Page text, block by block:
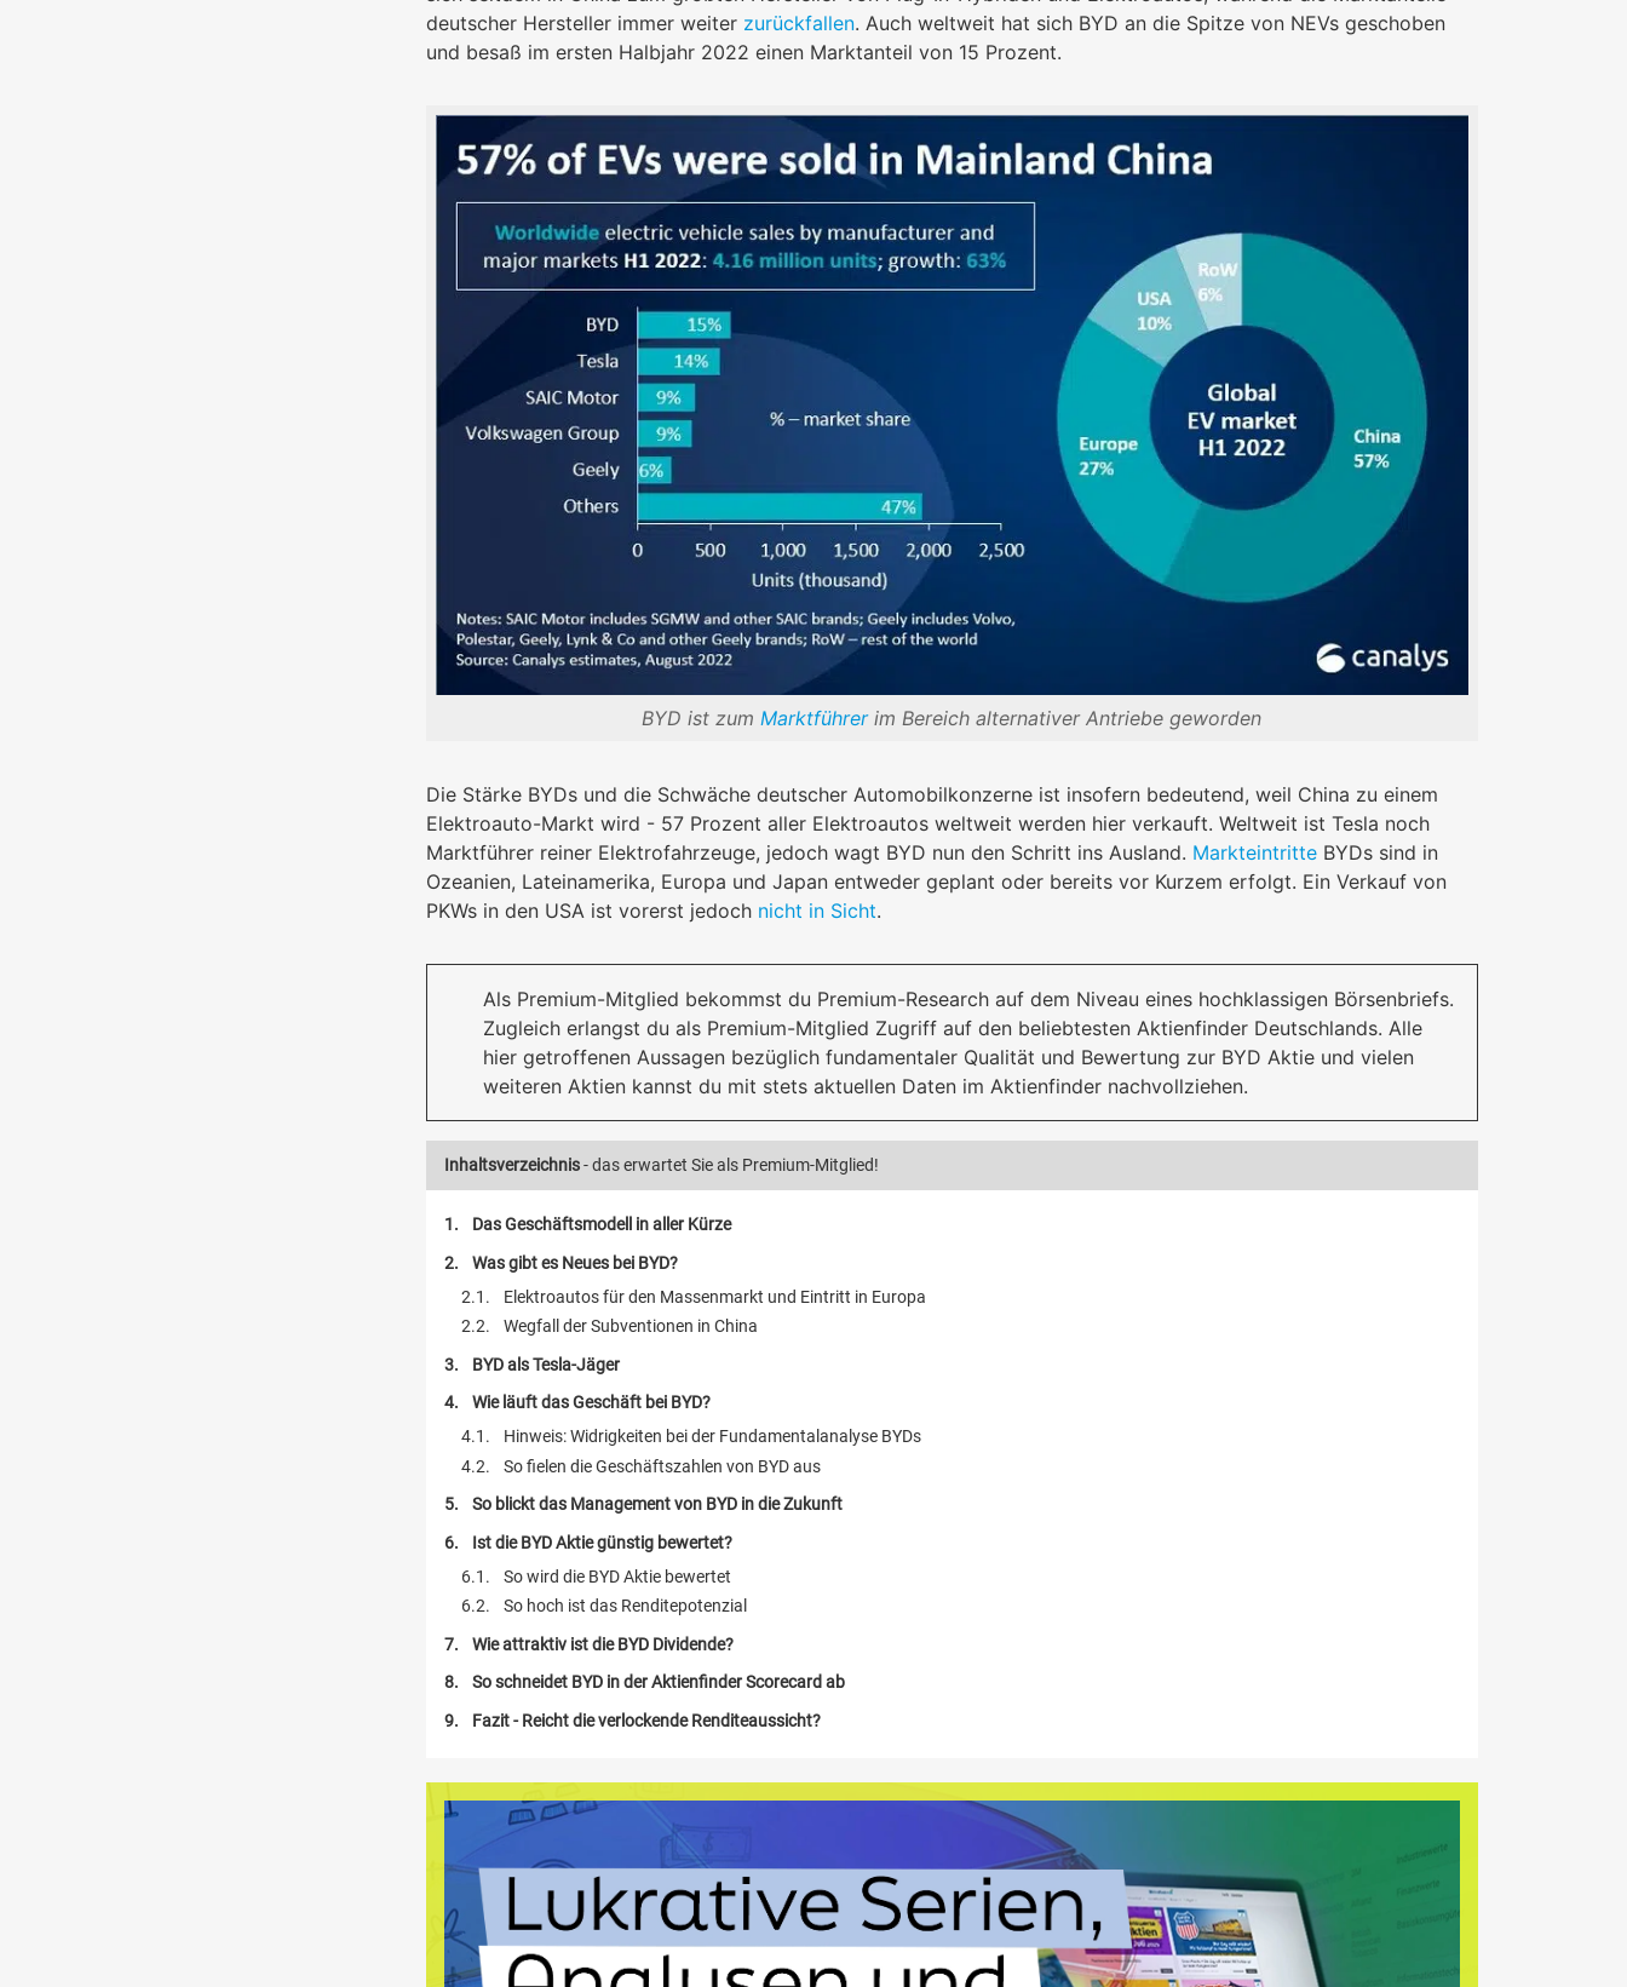
deutscher Hersteller immer weiter zurückfallen. Auch weltweit hat sich BYD an die Spitze von NEVs geschoben
und besaß im ersten Halbjahr 2022 einen Marktanteil von 15 Prozent.
BYD ist zumMarktführerim Bereich alternativer Antriebe geworden
Die Stärke BYDs und die Schwäche deutscher Automobilkonzerne ist insofern bedeutend, weil China zu einem
Elektroauto-Markt wird - 57 Prozent aller Elektroautos weltweit werden hier verkauft. Weltweit ist Tesla noch
Marktführer reiner Elektrofahrzeuge, jedoch wagt BYD nun den Schritt ins Ausland. MarkteintritteBYDs sind in
Ozeanien, Lateinamerika, Europa und Japan entweder geplant oder bereits vor Kurzem erfolgt. Ein Verkauf von
PKWs in den USA ist vorerst jedoch nicht in Sicht.
Als Premium-Mitglied bekommst du Premium-Research auf dem Niveau eines hochklassigen Börsenbriefs.
Zugleich erlangst du als Premium-Mitglied Zugriff auf den beliebtesten Aktienfinder Deutschlands. Alle
hier getroffenen Aussagen bezüglich fundamentaler Qualität und Bewertung zur BYD Aktie und vielen
weiteren Aktien kannst du mit stets aktuellen Daten im Aktienfinder nachvollziehen.
Inhaltsverzeichnis- das erwartet Sie als Premium-Mitglied!
Das Geschäftsmodell in aller Kürze
Was gibt es Neues bei BYD?
Elektroautos für den Massenmarkt und Eintritt in Europa
Wegfall der Subventionen in China
BYD als Tesla-Jäger
Wie läuft das Geschäft bei BYD?
Hinweis: Widrigkeiten bei der Fundamentalanalyse BYDs
So fielen die Geschäftszahlen von BYD aus
So blickt das Management von BYD in die Zukunft
Ist die BYD Aktie günstig bewertet?
So wird die BYD Aktie bewertet
So hoch ist das Renditepotenzial
Wie attraktiv ist die BYD Dividende?
So schneidet BYD in der Aktienfinder Scorecard ab
Fazit - Reicht die verlockende Renditeaussicht?